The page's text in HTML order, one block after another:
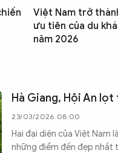
Việt Nam trở
ưu tiên của du
năm 2026
Hà Giang, Hội An
23/03/2026 08:00
Hai đại diện của Việt Nam
những điểm đến đẹp nhất